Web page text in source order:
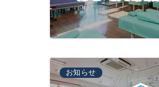
お知らせ